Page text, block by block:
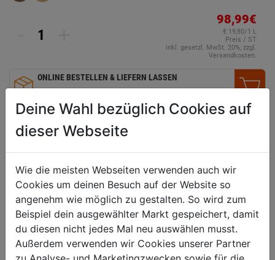
98,99€
€ 19,80/1 L
Preis / ST
inkl. gesetzl. MwSt. 20%, zzgl.
Versandkosten.
ONLINE BESTELLEN & LIEFERN LASSEN
VERGLEICHEN
Technische Daten
geeignet für
neue und alte Hölzer im
Außenbereich
Untergrund
Fassaden, Sichtblenden,
Pergolen, Zäune, Carports,
Deine Wahl bezüglich Cookies auf
dieser Webseite
Wie die meisten Webseiten verwenden auch wir
Cookies um deinen Besuch auf der Website so
angenehm wie möglich zu gestalten. So wird zum
Beispiel dein ausgewählter Markt gespeichert, damit
du diesen nicht jedes Mal neu auswählen musst.
Außerdem verwenden wir Cookies unserer Partner